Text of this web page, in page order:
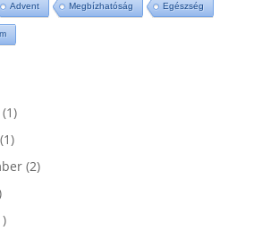
Advent Megbízhatóság Egészség
(1)
(2)